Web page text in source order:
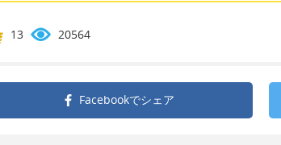
13 20564
Facebookでシェア